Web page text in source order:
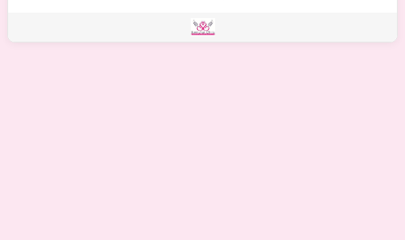
2021 Somchai Clinic. All Rights Reserved. Powered by